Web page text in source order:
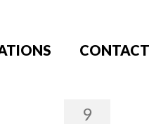
CONTACT
9